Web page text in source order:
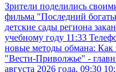
Зрители поделились
фильма "Последний
детские сады региона
учебному году 11:33
новые методы обмана: Как
"Вести-Приволжье" -
августа 2026 года, 09:30